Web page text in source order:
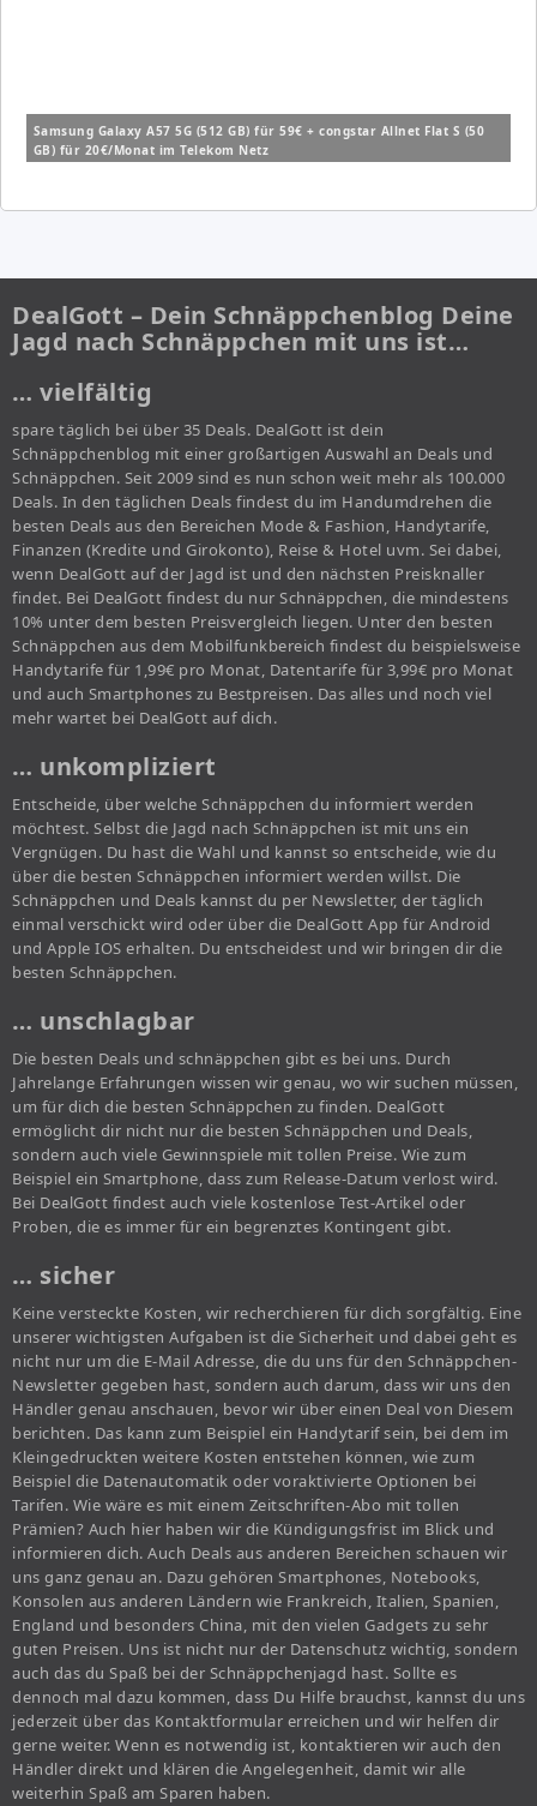
Samsung Galaxy A57 5G (512 GB) für 59€ + congstar Allnet Flat S (50
GB) für 20€/Monat im Telekom Netz
DealGott – Dein Schnäppchenblog Deine
Jagd nach Schnäppchen mit uns ist…
… vielfältig
spare täglich bei über 35 Deals. DealGott ist dein
Schnäppchenblog mit einer großartigen Auswahl an Deals und
Schnäppchen. Seit 2009 sind es nun schon weit mehr als 100.000
Deals. In den täglichen Deals findest du im Handumdrehen die
besten Deals aus den Bereichen Mode & Fashion, Handytarife,
Finanzen (Kredite und Girokonto), Reise & Hotel uvm. Sei dabei,
wenn DealGott auf der Jagd ist und den nächsten Preisknaller
findet. Bei DealGott findest du nur Schnäppchen, die mindestens
10% unter dem besten Preisvergleich liegen. Unter den besten
Schnäppchen aus dem Mobilfunkbereich findest du beispielsweise
Handytarife für 1,99€ pro Monat, Datentarife für 3,99€ pro Monat
und auch Smartphones zu Bestpreisen. Das alles und noch viel
mehr wartet bei DealGott auf dich.
… unkompliziert
Entscheide, über welche Schnäppchen du informiert werden
möchtest. Selbst die Jagd nach Schnäppchen ist mit uns ein
Vergnügen. Du hast die Wahl und kannst so entscheide, wie du
über die besten Schnäppchen informiert werden willst. Die
Schnäppchen und Deals kannst du per Newsletter, der täglich
einmal verschickt wird oder über die DealGott App für Android
und Apple IOS erhalten. Du entscheidest und wir bringen dir die
besten Schnäppchen.
… unschlagbar
Die besten Deals und schnäppchen gibt es bei uns. Durch
Jahrelange Erfahrungen wissen wir genau, wo wir suchen müssen,
um für dich die besten Schnäppchen zu finden. DealGott
ermöglicht dir nicht nur die besten Schnäppchen und Deals,
sondern auch viele Gewinnspiele mit tollen Preise. Wie zum
Beispiel ein Smartphone, dass zum Release-Datum verlost wird.
Bei DealGott findest auch viele kostenlose Test-Artikel oder
Proben, die es immer für ein begrenztes Kontingent gibt.
… sicher
Keine versteckte Kosten, wir recherchieren für dich sorgfältig. Eine
unserer wichtigsten Aufgaben ist die Sicherheit und dabei geht es
nicht nur um die E-Mail Adresse, die du uns für den Schnäppchen-
Newsletter gegeben hast, sondern auch darum, dass wir uns den
Händler genau anschauen, bevor wir über einen Deal von Diesem
berichten. Das kann zum Beispiel ein Handytarif sein, bei dem im
Kleingedruckten weitere Kosten entstehen können, wie zum
Beispiel die Datenautomatik oder voraktivierte Optionen bei
Tarifen. Wie wäre es mit einem Zeitschriften-Abo mit tollen
Prämien? Auch hier haben wir die Kündigungsfrist im Blick und
informieren dich. Auch Deals aus anderen Bereichen schauen wir
uns ganz genau an. Dazu gehören Smartphones, Notebooks,
Konsolen aus anderen Ländern wie Frankreich, Italien, Spanien,
England und besonders China, mit den vielen Gadgets zu sehr
guten Preisen. Uns ist nicht nur der Datenschutz wichtig, sondern
auch das du Spaß bei der Schnäppchenjagd hast. Sollte es
dennoch mal dazu kommen, dass Du Hilfe brauchst, kannst du uns
jederzeit über das Kontaktformular erreichen und wir helfen dir
gerne weiter. Wenn es notwendig ist, kontaktieren wir auch den
Händler direkt und klären die Angelegenheit, damit wir alle
weiterhin Spaß am Sparen haben.